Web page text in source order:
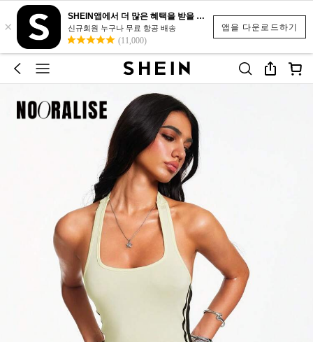
앱을 다운로드하기
×
SHEIN앱에서 더 많은 혜택을 받을 수 있어요.
신규회원 누구나 무료 항공 배송
(11,000)